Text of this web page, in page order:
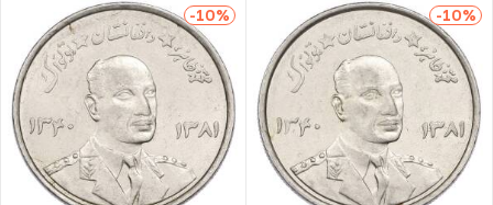
-10% -10%